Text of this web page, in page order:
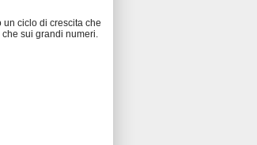
un ciclo di crescita che
sui grandi numeri.